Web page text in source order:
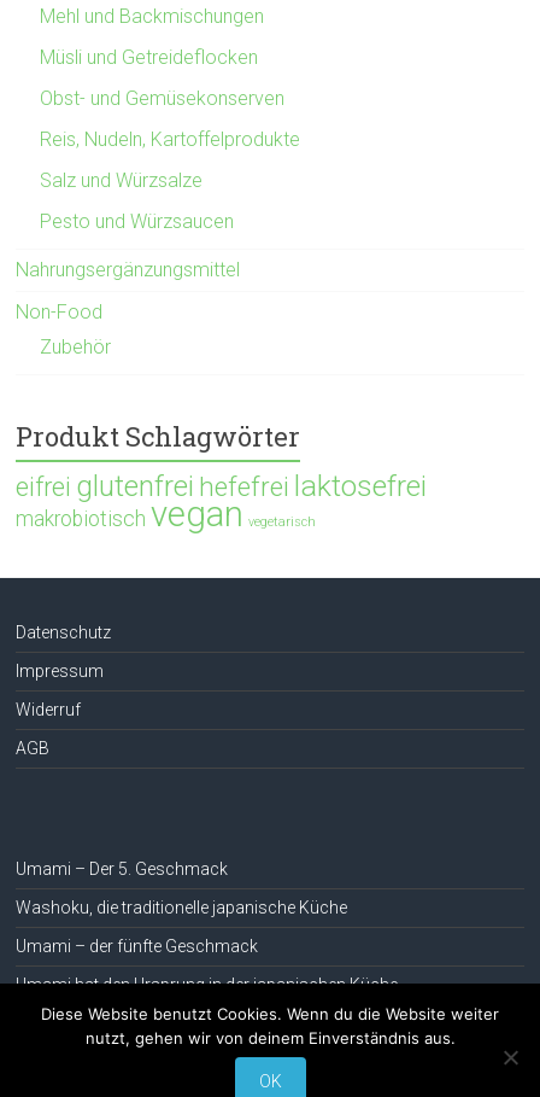
Mehl und Backmischungen
Müsli und Getreideflocken
Obst- und Gemüsekonserven
Reis, Nudeln, Kartoffelprodukte
Salz und Würzsalze
Pesto und Würzsaucen
Nahrungsergänzungsmittel
Non-Food
Zubehör
Produkt Schlagwörter
eifrei glutenfrei hefefrei laktosefrei
makrobiotisch vegan vegetarisch
Datenschutz
Impressum
Widerruf
AGB
Umami – Der 5. Geschmack
Washoku, die traditionelle japanische Küche
Umami – der fünfte Geschmack
Umami hat den Ursprung in der japanischen Küche
umami-bio.de
Diese Website benutzt Cookies. Wenn du die Website weiter
nutzt, gehen wir von deinem Einverständnis aus.
OK